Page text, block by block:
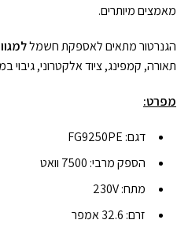
מאמצים מיותרים.
הגנרטור מתאים לאספקת חשמל
תאורה, קמפינג, ציוד אלקטרוני,
מפרט:
דגם: FG9250PE
הספק מרבי: 7500 וואט
מתח: 230V
זרם: 32.6 אמפר